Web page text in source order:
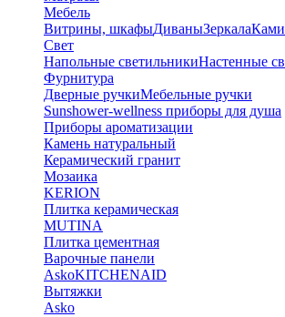
Мебель
Витрины, шкафыДиваныЗеркала
Свет
Напольные светильникиНастенные
Фурнитура
Дверные ручкиМебельные ручки
Sunshower-wellness приборы для душа
Приборы ароматизации
Камень натуральный
Керамический гранит
Мозаика
KERION
Плитка керамическая
MUTINA
Плитка цементная
Варочные панели
AskoKITCHENAID
Вытяжки
Asko